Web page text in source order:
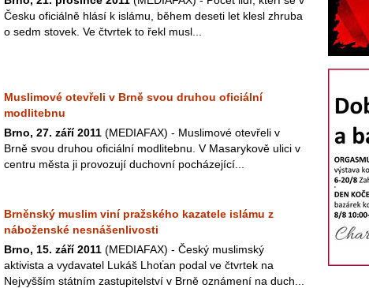
Česku oficiálně hlásí k islámu, během deseti let klesl zhruba
o sedm stovek. Ve čtvrtek to řekl musl...
Muslimové otevřeli v Brně svou druhou oficiální
modlitebnu
Brno, 27. září 2011 (MEDIAFAX) - Muslimové otevřeli v
Brně svou druhou oficiální modlitebnu. V Masarykově ulici v
centru města ji provozují duchovní pocházející...
Brněnský muslim viní pražského kazatele islámu z
náboženské nesnášenlivosti
Brno, 15. září 2011 (MEDIAFAX) - Český muslimský
aktivista a vydavatel Lukáš Lhoťan podal ve čtvrtek na
Nejvyšším státním zastupitelství v Brně oznámení na duch...